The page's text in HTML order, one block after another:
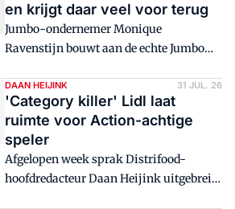
en krijgt daar veel voor terug
Jumbo-ondernemer Monique
Ravenstijn bouwt aan de echte Jumbo
structuur. En durft te dromen.
DAAN HEIJINK 31 JUL. 26
'Category killer' Lidl laat
ruimte voor Action-achtige
speler
Afgelopen week sprak Distrifood-
hoofdredacteur Daan Heijink uitgebreid